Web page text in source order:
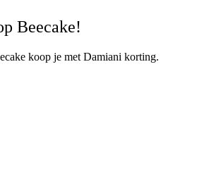
Beecake!
koop je met Damiani korting.